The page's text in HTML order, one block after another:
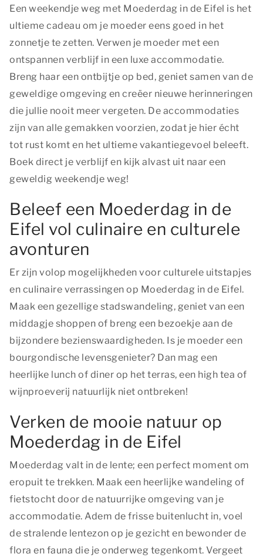
Een weekendje weg met Moederdag in de Eifel is het
ultieme cadeau om je moeder eens goed in het
zonnetje te zetten. Verwen je moeder met een
ontspannen verblijf in een luxe accommodatie.
Breng haar een ontbijtje op bed, geniet samen van de
geweldige omgeving en creëer nieuwe herinneringen
die jullie nooit meer vergeten. De accommodaties
zijn van alle gemakken voorzien, zodat je hier écht
tot rust komt en het ultieme vakantiegevoel beleeft.
Boek direct je verblijf en kijk alvast uit naar een
geweldig weekendje weg!
Beleef een Moederdag in de
Eifel vol culinaire en culturele
avonturen
Er zijn volop mogelijkheden voor culturele uitstapjes
en culinaire verrassingen op Moederdag in de Eifel.
Maak een gezellige stadswandeling, geniet van een
middagje shoppen of breng een bezoekje aan de
bijzondere bezienswaardigheden. Is je moeder een
bourgondische levensgenieter? Dan mag een
heerlijke lunch of diner op het terras, een high tea of
wijnproeverij natuurlijk niet ontbreken!
Verken de mooie natuur op
Moederdag in de Eifel
Moederdag valt in de lente; een perfect moment om
eropuit te trekken. Maak een heerlijke wandeling of
fietstocht door de natuurrijke omgeving van je
accommodatie. Adem de frisse buitenlucht in, voel
de stralende lentezon op je gezicht en bewonder de
flora en fauna die je onderweg tegenkomt. Vergeet